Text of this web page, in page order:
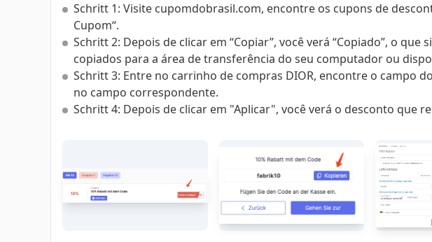
Schritt 1: Visite cupomdobrasil.com, encontre os cupons de
Cupom“.
Schritt 2: Depois de clicar em “Copiar”, você verá “Copiado”, o
copiados para a área de transferência do seu computador ou
Schritt 3: Entre no carrinho de compras DIOR, encontre o campo
no campo correspondente.
Schritt 4: Depois de clicar em "Aplicar", você verá o desconto que